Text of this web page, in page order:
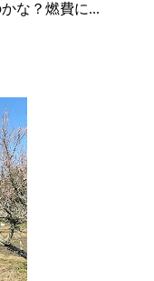
な？燃費に...